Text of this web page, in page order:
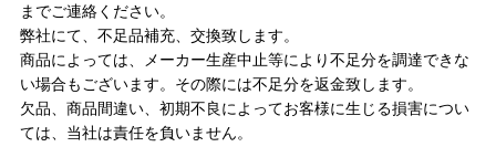
までご連絡ください。
弊社にて、不足品補充、交換致します。
商品によっては、メーカー生産中止等により不足分を調達できな
い場合もございます。その際には不足分を返金致します。
欠品、商品間違い、初期不良によってお客様に生じる損害につい
ては、当社は責任を負いません。